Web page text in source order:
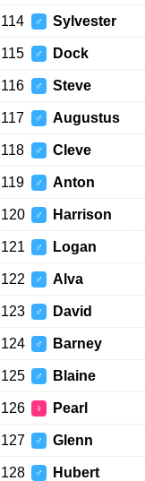
114 ♂ Sylvester
115 ♂ Dock
116 ♂ Steve
117 ♂ Augustus
118 ♂ Cleve
119 ♂ Anton
120 ♂ Harrison
121 ♂ Logan
122 ♂ Alva
123 ♂ David
124 ♂ Barney
125 ♂ Blaine
126 ♀ Pearl
127 ♂ Glenn
128 ♂ Hubert